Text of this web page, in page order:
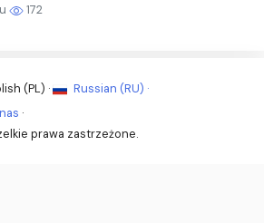
172
(PL) ·
Russian (RU) ·
·
prawa zastrzeżone.